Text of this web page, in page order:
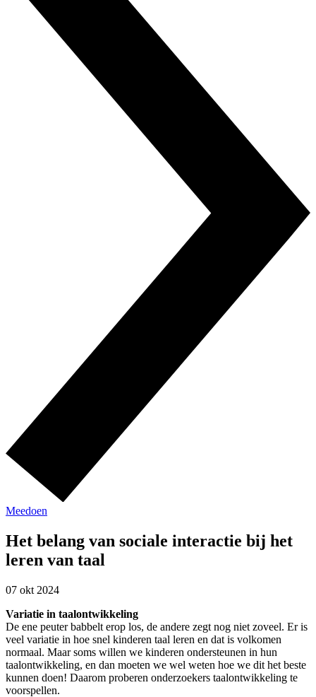
Meedoen
Het belang van sociale interactie bij het
leren van taal
07 okt 2024
Variatie in taalontwikkeling
De ene peuter babbelt erop los, de andere zegt nog niet zoveel. Er is
veel variatie in hoe snel kinderen taal leren en dat is volkomen
normaal. Maar soms willen we kinderen ondersteunen in hun
taalontwikkeling, en dan moeten we wel weten hoe we dit het beste
kunnen doen! Daarom proberen onderzoekers taalontwikkeling te
voorspellen.